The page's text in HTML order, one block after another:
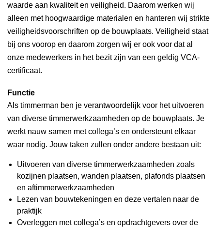
waarde aan kwaliteit en veiligheid. Daarom werken wij
alleen met hoogwaardige materialen en hanteren wij strikte
veiligheidsvoorschriften op de bouwplaats. Veiligheid staat
bij ons voorop en daarom zorgen wij er ook voor dat al
onze medewerkers in het bezit zijn van een geldig VCA-
certificaat.
Functie
Als timmerman ben je verantwoordelijk voor het uitvoeren
van diverse timmerwerkzaamheden op de bouwplaats. Je
werkt nauw samen met collega’s en ondersteunt elkaar
waar nodig. Jouw taken zullen onder andere bestaan uit:
Uitvoeren van diverse timmerwerkzaamheden zoals
kozijnen plaatsen, wanden plaatsen, plafonds plaatsen
en aftimmerwerkzaamheden
Lezen van bouwtekeningen en deze vertalen naar de
praktijk
Overleggen met collega’s en opdrachtgevers over de